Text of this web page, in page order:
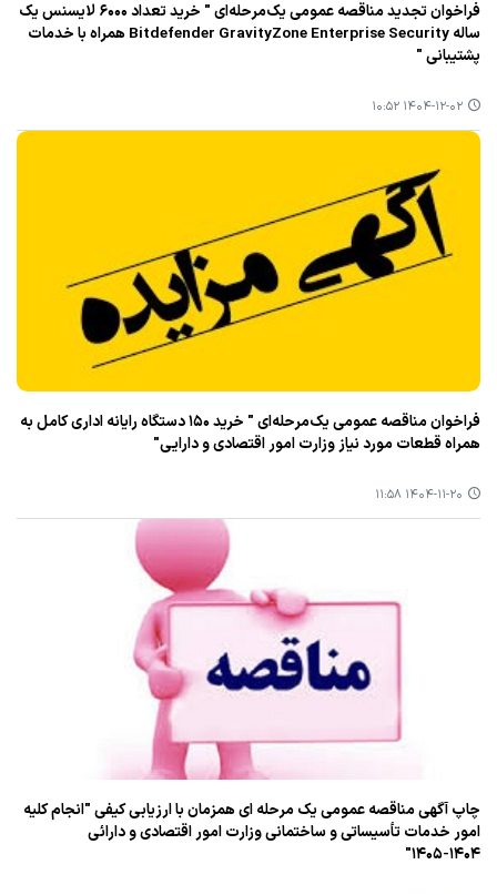
فراخوان تجدید مناقصه عمومی یک‌مرحله‌ای " خرید تعداد ۶۰۰۰ لایسنس یک
ساله Bitdefender GravityZone Enterprise Security همراه با خدمات
پشتیبانی "
۱۴۰۴-۱۲-۰۲ ۱۰:۵۲
فراخوان مناقصه عمومی یک‌مرحله‌ای " خرید ۱۵۰ دستگاه رایانه اداری کامل به
همراه قطعات مورد نیاز وزارت امور اقتصادی و دارایی"
۱۴۰۴-۱۱-۲۰ ۱۱:۵۸
چاپ آگهی مناقصه عمومی یک مرحله ای همزمان با ارزیابی کیفی "انجام کلیه
امور خدمات تأسیساتی و ساختمانی وزارت امور اقتصادی و دارائی
۱۴۰۴-۱۴۰۵"